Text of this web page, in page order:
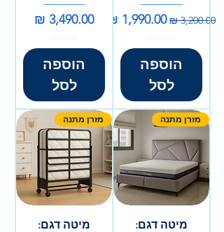
מחיר רגילמחיר מבצע
הוספה
לסל
מחיר
הוספה
לסל
מזרן מתנה
מיטה דגם:
מזרן מתנה
מיטה דגם: